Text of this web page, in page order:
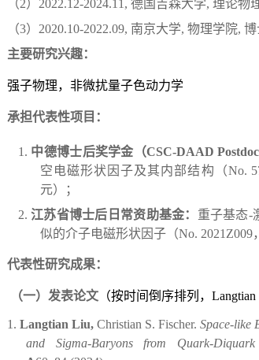
（2） 2022.1 2-2024.11 , 德国吉森大学, 理论物
（3） 2020.10-2022.09, 南京大学, 物理学院, 博
主要研究兴趣：
强子物理，非微扰量子色动力学
承担代表性项目：
1. 中德博士后奖学金（CSC-DAAD
空电磁形状因子及其内部结构 （No.
元）
；
2.江苏省博士后日常资助基金： 重子基态-
似的介子电磁形状因子（No. 2021Z009，
代表性研究成果：
（一） 发表论文 （按时间倒序排列，
1. Langtian Liu, Christian S. Fischer. Space-like
and Sigma-Baryons from Quark-